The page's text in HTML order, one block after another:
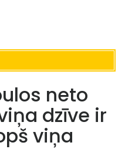
neto
dzīve ir
viņa